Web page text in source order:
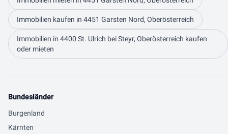
Immobilien kaufen in 4451 Garsten Nord, Oberösterreich
Immobilien in 4400 St. Ulrich bei Steyr, Oberösterreich kaufen
oder mieten
Bundesländer
Burgenland
Kärnten